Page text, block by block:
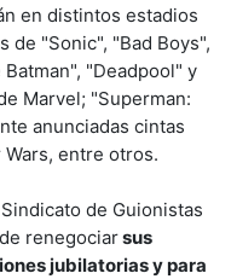
en distintos estadios
de "Sonic", "Bad Boys",
"Deadpool" y
Marvel; "Superman:
anunciadas cintas
Wars, entre otros.
de Guionistas
renegociarsus
jubilatorias y para